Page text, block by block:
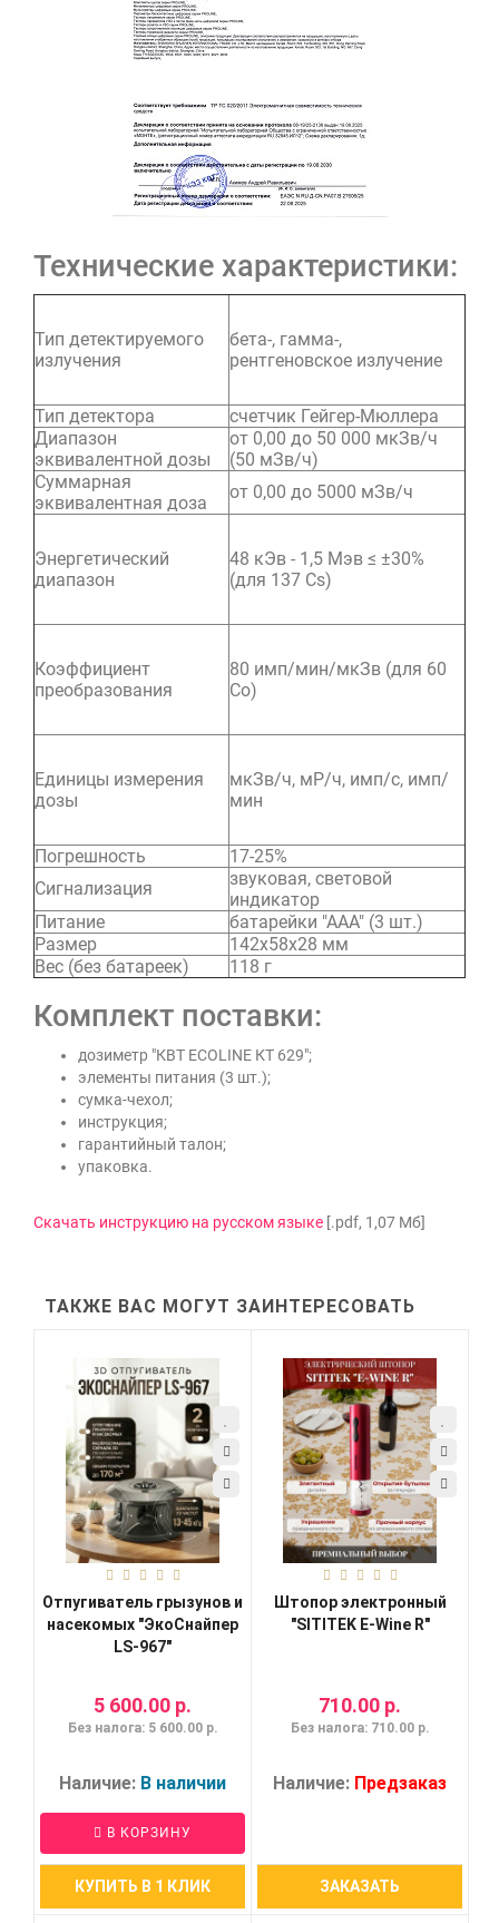
Технические характеристики:
Тип детектируемого
излучения
бета-, гамма-,
рентгеновское излучение
Тип детектора
счетчик Гейгер-Мюллера
Диапазон
эквивалентной дозы
от 0,00 до 50 000 мкЗв/ч
(50 мЗв/ч)
Суммарная
эквивалентная доза
от 0,00 до 5000 мЗв/ч
Энергетический
диапазон
48 кЭв - 1,5 Мэв ≤ ±30%
(для 137 Сs)
Коэффициент
преобразования
80 имп/мин/мкЗв (для 60
Со)
Единицы измерения
дозы
мкЗв/ч, мР/ч, имп/с, имп/
мин
Погрешность
17-25%
Сигнализация
звуковая, световой
индикатор
Питание
батарейки "ААА" (3 шт.)
Размер
142х58х28 мм
Вес (без батареек)
118 г
Комплект поставки:
дозиметр "КВТ ECOLINE КТ 629";
элементы питания (3 шт.);
сумка-чехол;
инструкция;
гарантийный талон;
упаковка.
Скачать инструкцию на русском языке [.pdf, 1,07 Мб]
ТАКЖЕ ВАС МОГУТ ЗАИНТЕРЕСОВАТЬ
Отпугиватель грызунов и
насекомых "ЭкоСнайпер
LS-967"
5 600.00 р.
Без налога: 5 600.00 р.
Наличие: В наличии
В КОРЗИНУ
КУПИТЬ В 1 КЛИК
Штопор электронный
"SITITEK E-Wine R"
710.00 р.
Без налога: 710.00 р.
Наличие: Предзаказ
ЗАКАЗАТЬ